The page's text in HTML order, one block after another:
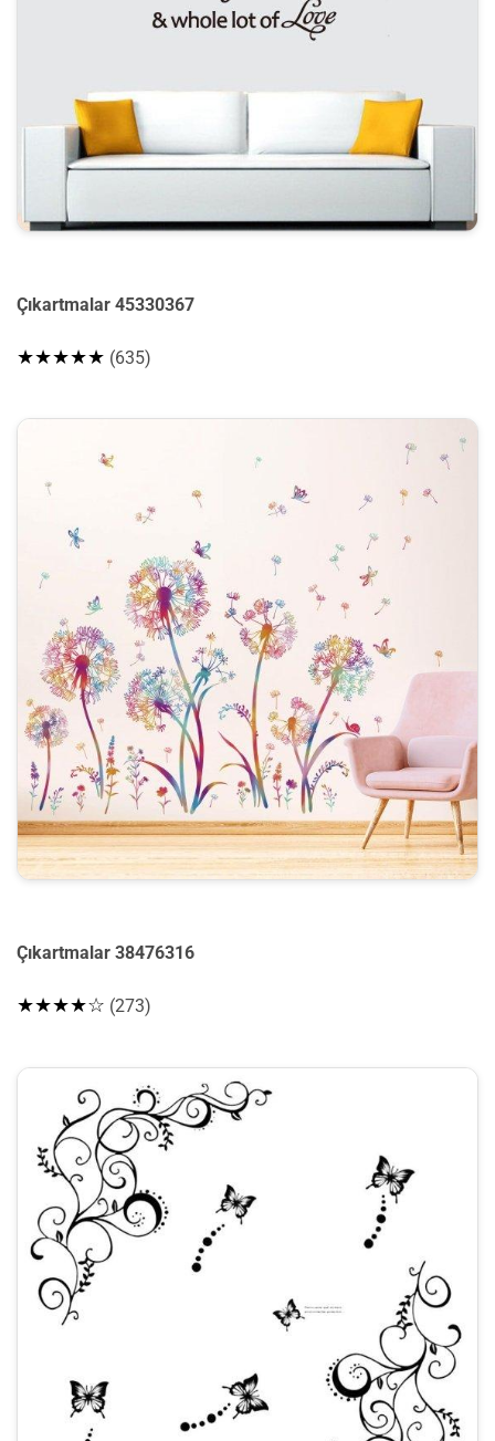
Çıkartmalar 45330367
★★★★★ (635)
Çıkartmalar 38476316
★★★★☆ (273)